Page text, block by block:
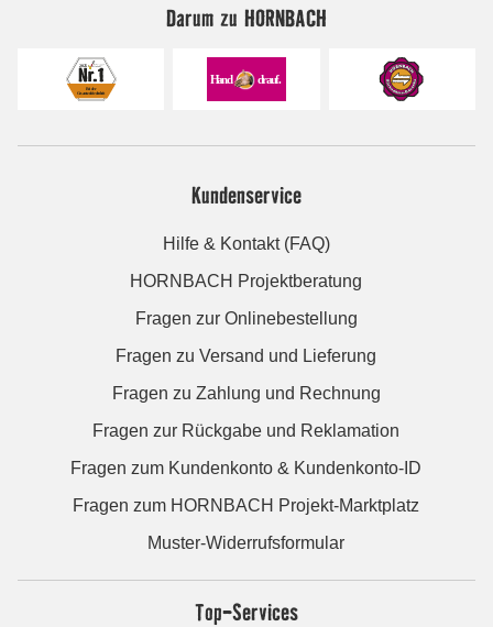
Darum zu HORNBACH
Kundenservice
Hilfe & Kontakt (FAQ)
HORNBACH Projektberatung
Fragen zur Onlinebestellung
Fragen zu Versand und Lieferung
Fragen zu Zahlung und Rechnung
Fragen zur Rückgabe und Reklamation
Fragen zum Kundenkonto & Kundenkonto-ID
Fragen zum HORNBACH Projekt-Marktplatz
Muster-Widerrufsformular
Top-Services